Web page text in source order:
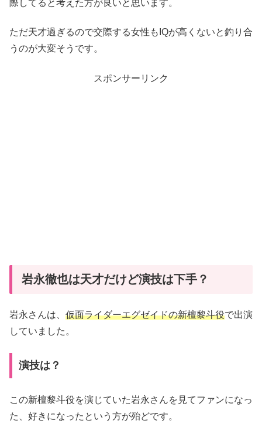
際してると考えた方が良いと思います。
ただ天才過ぎるので交際する女性もIQが高くないと釣り合
うのが大変そうです。
スポンサーリンク
岩永徹也は天才だけど演技は下手？
岩永さんは、 仮面ライダーエグゼイドの新檀黎斗役で出演
していました。
演技は？
この新檀黎斗役を演じていた岩永さんを見てファンになっ
た、好きになったという方が殆どです。